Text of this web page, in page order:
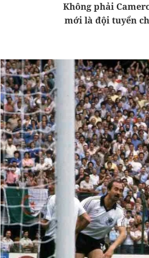
Không phải
mới là đội tuyển